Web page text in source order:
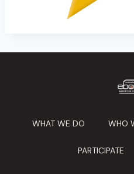
WHAT WE DO WHO
PARTICIPATE